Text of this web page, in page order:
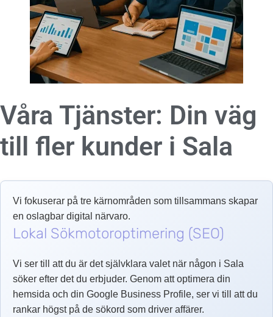
Våra Tjänster: Din väg
till fler kunder i Sala
Vi fokuserar på tre kärnområden som tillsammans skapar
en oslagbar digital närvaro.
Lokal Sökmotoroptimering (SEO)
Vi ser till att du är det självklara valet när någon i Sala
söker efter det du erbjuder. Genom att optimera din
hemsida och din Google Business Profile, ser vi till att du
rankar högst på de sökord som driver affärer.